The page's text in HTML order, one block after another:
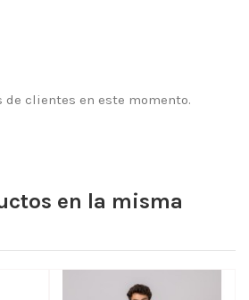
de clientes en este momento.
en la misma